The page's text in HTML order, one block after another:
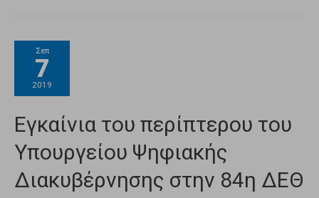
Σεπ
7
2019
Εγκαίνια του περίπτερου του
Υπουργείου Ψηφιακής
Διακυβέρνησης στην 84η ΔΕΘ